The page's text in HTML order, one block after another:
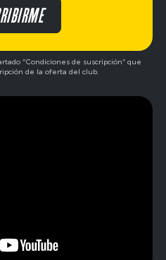
"Condiciones de suscripción" que
de la oferta del club.